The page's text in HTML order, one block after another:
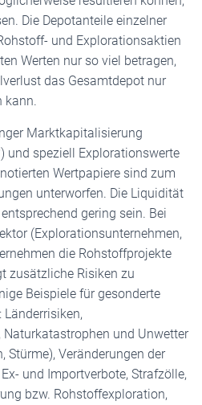
Die Depotanteile einzelner
und Explorationsaktien
Werten nur so viel betragen,
das Gesamtdepot nur
kann.
Marktkapitalisierung
und speziell Explorationswerte
Wertpapiere sind zum
unterworfen. Die Liquidität
gering sein. Bei
(Explorationsunternehmen,
die Rohstoffprojekte
zusätzliche Risiken zu
Beispiele für gesonderte
und Unwetter
Stürme), Veränderungen der
und Importverbote, Strafzölle,
bzw. Rohstoffexploration,